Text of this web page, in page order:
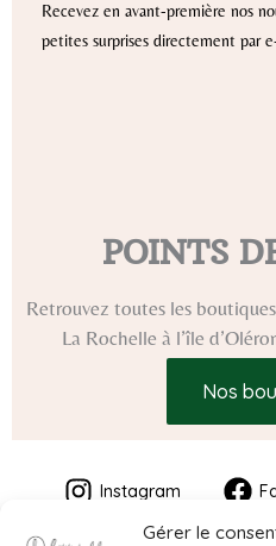
Gérer le
Recevez en avant-première nos
petites surprises directement par
POINTS
Retrouvez toutes les
La Rochelle à l’île
Nos
Instagram